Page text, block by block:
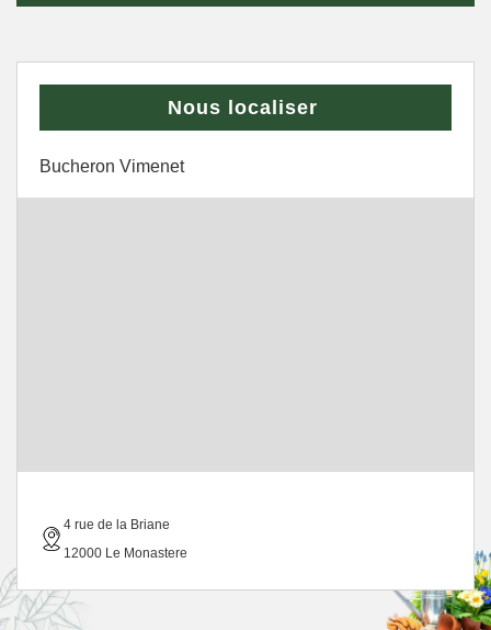
Nous localiser
Bucheron Vimenet
4 rue de la Briane
12000 Le Monastere